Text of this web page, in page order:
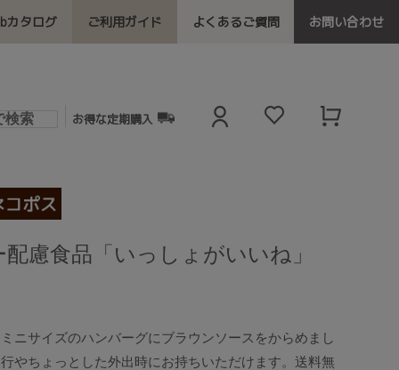
カタログ ご利用ガイド よくあるご質問 お問い合わせ
お得な定期購入
慮食品「いっしょがいいね」
ニサイズのハンバーグにブラウンソースをからめまし
やちょっとした外出時にお持ちいただけます。送料無